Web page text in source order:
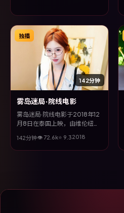
142分钟
独播
雾岛迷局·院线电影
雾岛迷局·院线电影于2018年12
月8日在泰国上映，由维伦纽瓦
枫、谭卓等主演。全片以喜剧类
型为主线，影片以冷峻镜头与饱
142分钟👁 72.6k⭐ 9.32018